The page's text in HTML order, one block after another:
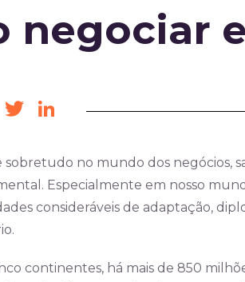
negociar
Facebook
TwitterLinkedIn
sobretudo no mundo dos negócios,
Especialmente em nosso
consideráveis de adaptação,
continentes, há mais de 850